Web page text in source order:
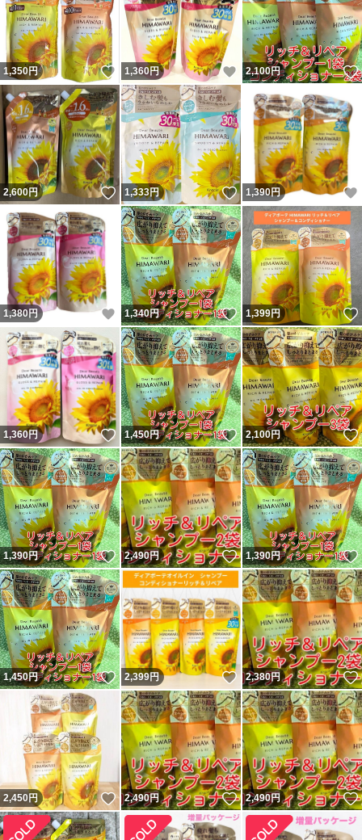
1,350円 いいね！
1,360円 いいね！
2,100円
2,600円 いいね！
1,333円 いいね！
1,390円
1,380円 いいね！
1,340円 いいね！
1,399円
1,360円 いいね！
1,450円 いいね！
2,100円
1,390円 いいね！
2,490円 いいね！
1,390円
1,450円 いいね！
2,399円 いいね！
2,380円
2,450円 いいね！
2,490円 いいね！
2,490円